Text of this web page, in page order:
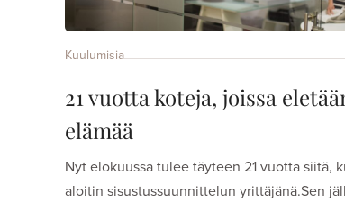
Kuulumisia
21 vuotta koteja, joissa
elämää
Nyt elokuussa tulee täyteen 21 vuotta siitä,
aloitin sisustussuunnittelun yrittäjänä.Sen